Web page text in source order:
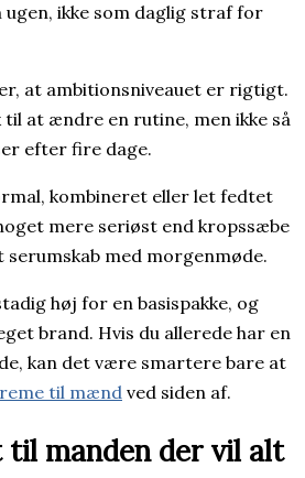
ikke som daglig straf for
at ambitionsniveauet er rigtigt.
at ændre en rutine, men ikke så
efter fire dage.
kombineret eller let fedtet
mere seriøst end kropssæbe
serumskab med morgenmøde.
høj for en basispakke, og
brand. Hvis du allerede har en
kan det være smartere bare at
til mændved siden af.
manden der vil alt